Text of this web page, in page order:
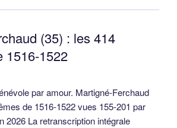
(35) : les 414
1516-1522
par amour. Martigné-Ferchaud
de 1516-1522 vues 155-201 par
2026 La retranscription intégrale